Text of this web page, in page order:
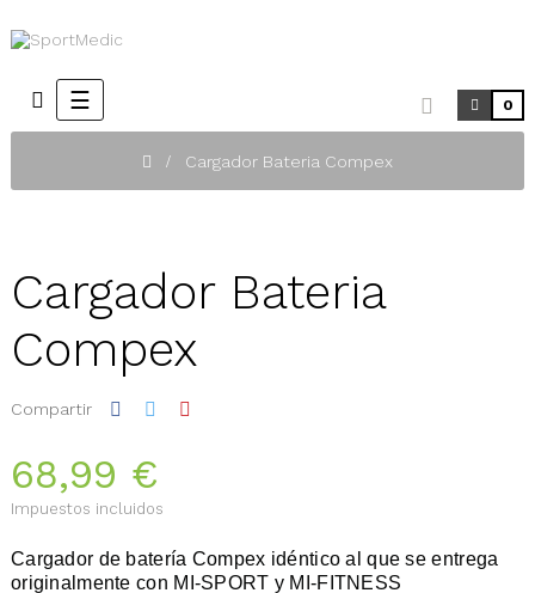
Navegación
de
☰ 0
Cargador Bateria Compex
Cargador Bateria
Compex
Compartir
68,99 €
Impuestos incluidos
Cargador de batería Compex idéntico al que se entrega
originalmente con MI-SPORT y MI-FITNESS